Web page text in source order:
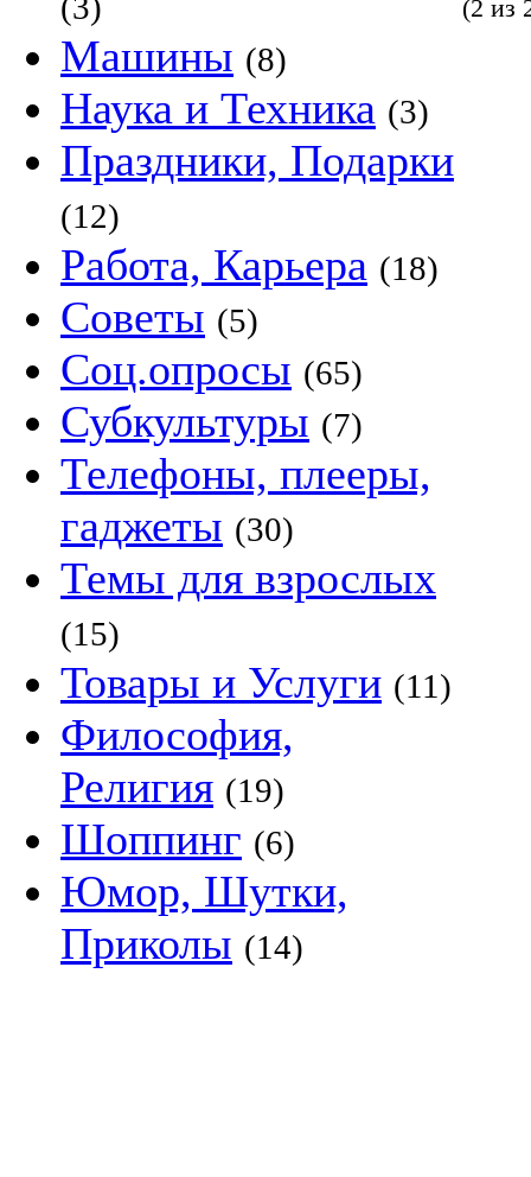
Машины (8)
Наука и Техника (3)
Праздники, Подарки
(12)
Работа, Карьера (18)
Советы (5)
Соц.опросы (65)
Субкультуры (7)
Телефоны, плееры,
гаджеты (30)
Темы для взрослых
(15)
Товары и Услуги (11)
Философия,
Религия (19)
Шоппинг (6)
Юмор, Шутки,
Приколы (14)
(2 из